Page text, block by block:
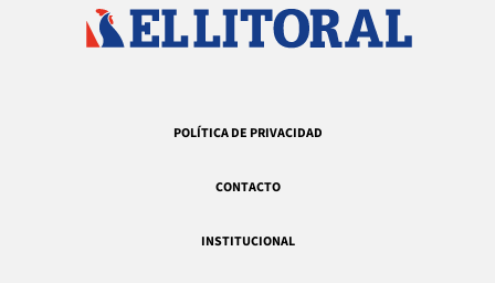
POLÍTICA DE PRIVACIDAD
CONTACTO
INSTITUCIONAL